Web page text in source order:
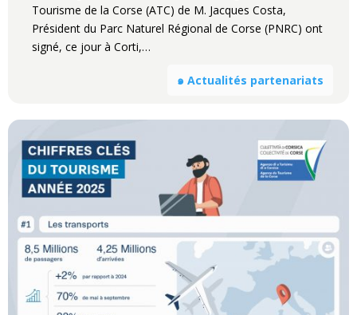
Tourisme de la Corse (ATC) de M. Jacques Costa,
Président du Parc Naturel Régional de Corse (PNRC) ont
signé, ce jour à Corti,…
๑ Actualités partenariats